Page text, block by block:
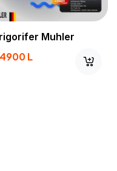
Muhler
L